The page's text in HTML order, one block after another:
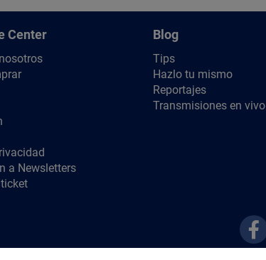
Center
a Newsletters
Blog
Tips
Hazlo tu mismo
Reportajes
Transmisiones en vivo